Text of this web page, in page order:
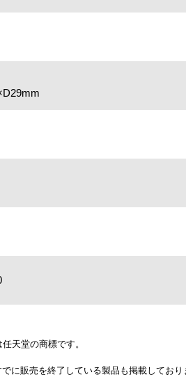
天堂の商標です。
に販売を終了している製品も掲載してお